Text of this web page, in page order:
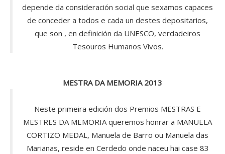
depende da consideración social que sexamos capaces
de conceder a todos e cada un destes depositarios,
que son , en definición da UNESCO, verdadeiros
Tesouros Humanos Vivos.
MESTRA DA MEMORIA 2013
Neste primeira edición dos Premios MESTRAS E
MESTRES DA MEMORIA queremos honrar a MANUELA
CORTIZO MEDAL, Manuela de Barro ou Manuela das
Marianas, reside en Cerdedo onde naceu hai case 83